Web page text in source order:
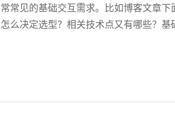
常见的基础交互需求。比如博客文章
么决定选型？相关技术点又有哪些？